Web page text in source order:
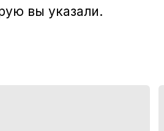
вы указали.